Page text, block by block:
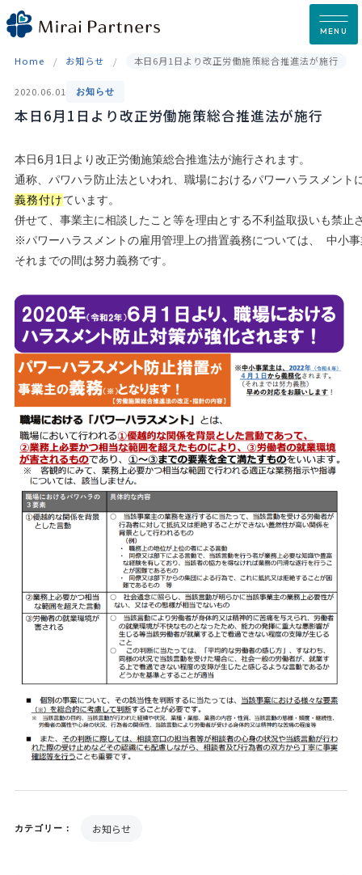
Skip
to
MENU
Home お知らせ 本日6月1日より改正労働施策総合推進法が施行
2020.06.01 お知らせ
本日6月1日より改正労働施策総合推進法が施行
本日6月1日より改正労働施策総合推進法が施行されます。
義務付けています。
併せて、事業主に相談したこと等を理由とする不利益取扱いも禁
※パワーハラスメントの雇⽤管理上の措置義務については、 中小
それまでの間は努⼒義務です。
カテゴリー： お知らせ